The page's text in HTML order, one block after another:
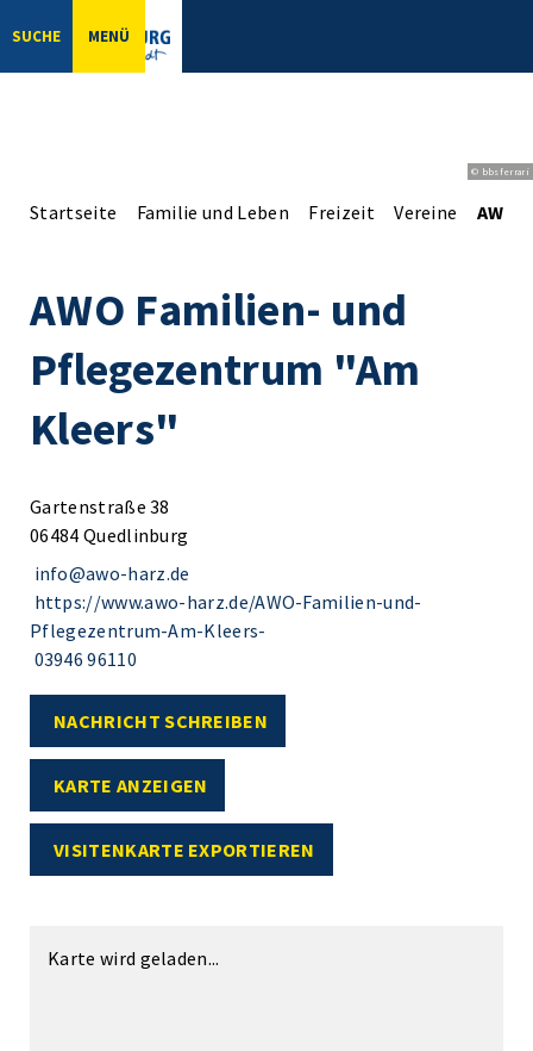
SUCHE MENÜ
© bbsferrari
Startseite Familie und Leben Freizeit Vereine AWO
AWO Familien- und
Pflegezentrum "Am
Kleers"
Gartenstraße 38
06484 Quedlinburg
info@awo-harz.de
https://www.awo-harz.de/AWO-Familien-und-
Pflegezentrum-Am-Kleers-
03946 96110
NACHRICHT SCHREIBEN
KARTE ANZEIGEN
VISITENKARTE EXPORTIEREN
Karte wird geladen...